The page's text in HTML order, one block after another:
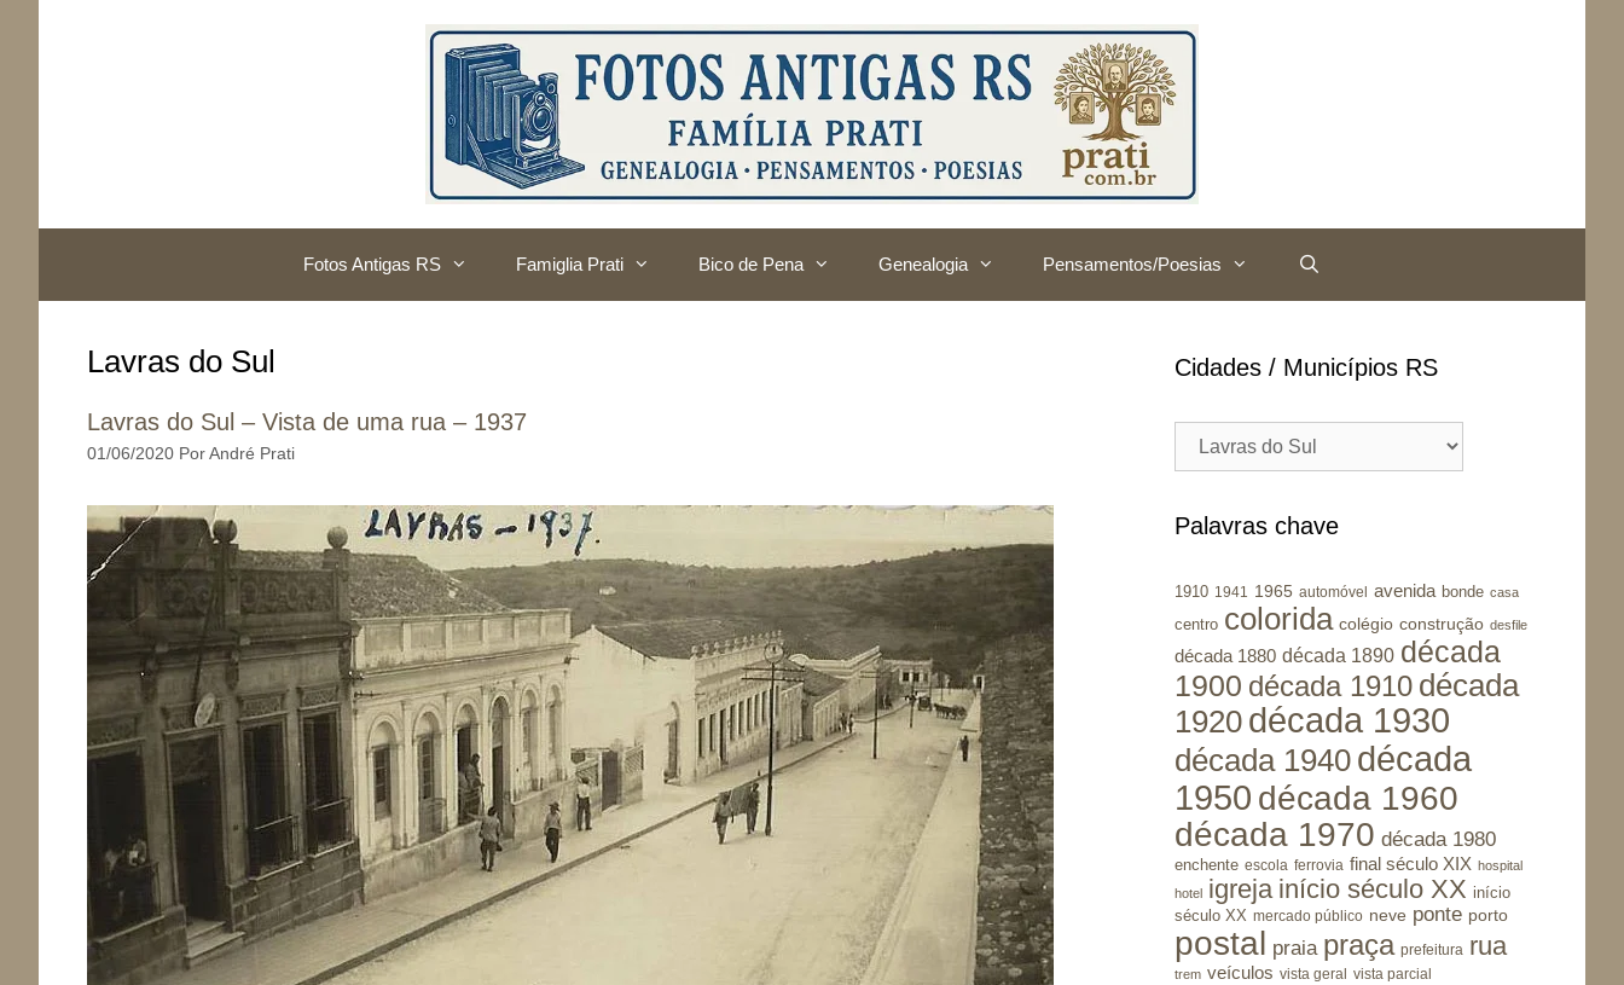
Fotos Antigas RS Famiglia Prati Bico de Pena Genealogia Pensamentos/Poesias
Lavras do Sul
Lavras do Sul – Vista de uma rua – 1937
01/06/2020 Por André Prati
Cidades / Municípios RS
Municípios
Palavras chave
1910 1941 1965 automóvel avenida bonde casa
centro colorida colégio construção desfile
década 1880 década 1890 década
1900 década 1910 década
1920 década 1930
década 1940 década
1950 década 1960
década 1970 década 1980
enchente escola ferrovia final século XIX hospital
hotel
igreja início século XX início
século XX mercado público neve ponte porto
postal praia praça prefeitura rua
trem veículos vista geral vista parcial